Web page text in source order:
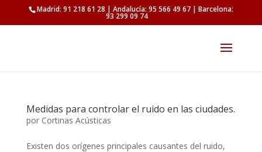
Madrid: 91 218 61 28 | Andalucía: 95 566 49 67 | Barcelona:
93 299 09 74
Medidas para controlar el ruido en las ciudades.
por Cortinas Acústicas
Existen dos orígenes principales causantes del ruido,